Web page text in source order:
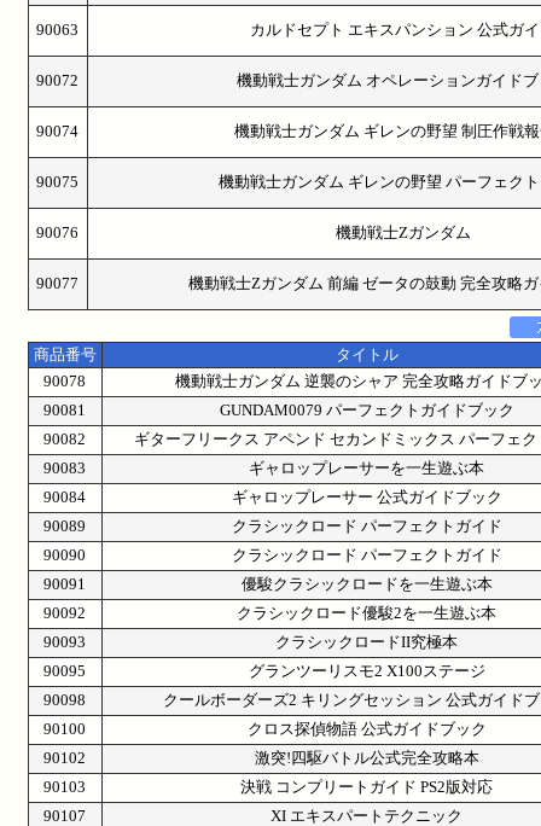
90063 カルドセプト エキスパンション 公式ガ
90072 機動戦士ガンダム オペレーションガイド
90074 機動戦士ガンダム ギレンの野望 制圧作戦
90075 機動戦士ガンダム ギレンの野望 パーフェク
90076 機動戦士Zガンダム
90077 機動戦士Zガンダム 前編 ゼータの鼓動 完全攻略
商品番号
タイトル
90078
機動戦士ガンダム 逆襲のシャア 完全攻略ガイドブ
90081
GUNDAM0079 パーフェクトガイドブック
90082
ギターフリークス アペンド セカンドミックス パーフェ
90083
ギャロップレーサーを一生遊ぶ本
90084
ギャロップレーサー 公式ガイドブック
90089
クラシックロード パーフェクトガイド
90090
クラシックロード パーフェクトガイド
90091
優駿クラシックロードを一生遊ぶ本
90092
クラシックロード優駿2を一生遊ぶ本
90093
クラシックロードII究極本
90095
グランツーリスモ2 X100ステージ
90098
クールボーダーズ2 キリングセッション 公式ガイド
90100
クロス探偵物語 公式ガイドブック
90102
激突!四駆バトル公式完全攻略本
90103
決戦 コンプリートガイド PS2版対応
90107
XI エキスパートテクニック